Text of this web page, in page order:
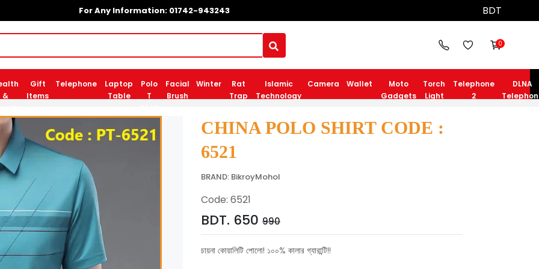
For Any Information: 01742-943243 BDT
0
&
Gift
Items
Telephone
Laptop
Table
Polo
T
Facial
Brush
Winter
Rat
Trap
Islamic
Technology
Camera Wallet
Moto
Gadgets
Torch
Light
Telephone
2
DLNA
CHINA POLO SHIRT CODE :
6521
BRAND: BikroyMohol
Code: 6521
BDT. 650 990
চায়না কোয়ালিটি পোলো! ১০০% কালার গ্যারান্টি!!